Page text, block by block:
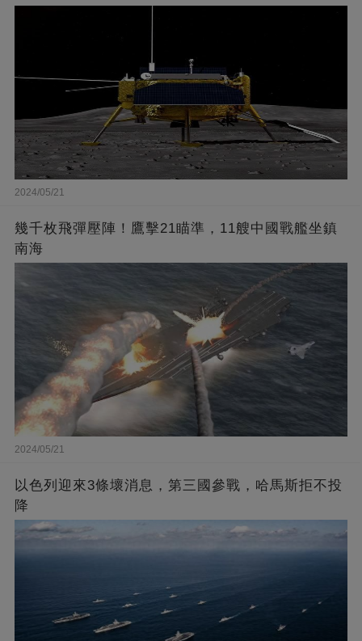
2024/05/21
幾千枚飛彈壓陣！鷹擊21瞄準，11艘中國戰艦坐鎮
南海
2024/05/21
以色列迎來3條壞消息，第三國參戰，哈馬斯拒不投
降